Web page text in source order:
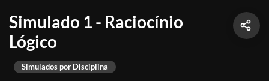
Simulado 1 - Raciocínio
Lógico
Simulados por Disciplina